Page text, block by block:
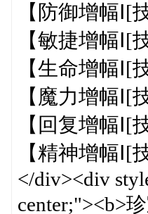
【防御增幅Ⅰ[
【敏捷增幅Ⅰ[
【生命增幅Ⅰ[
【魔力增幅Ⅰ[
【回复增幅Ⅰ[
【精神增幅Ⅰ[
</div><div
center;"><b>